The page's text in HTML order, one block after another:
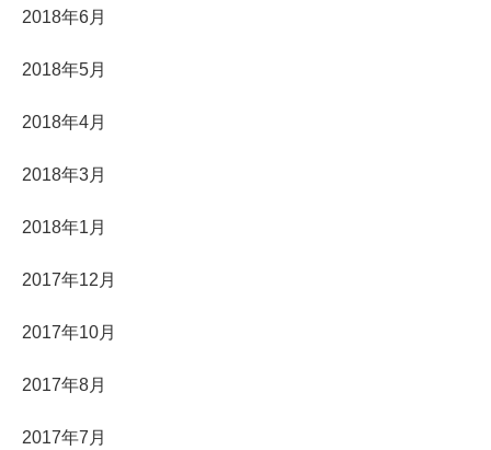
2018年6月
2018年5月
2018年4月
2018年3月
2018年1月
2017年12月
2017年10月
2017年8月
2017年7月